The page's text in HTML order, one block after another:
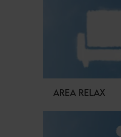
AREA RELAX